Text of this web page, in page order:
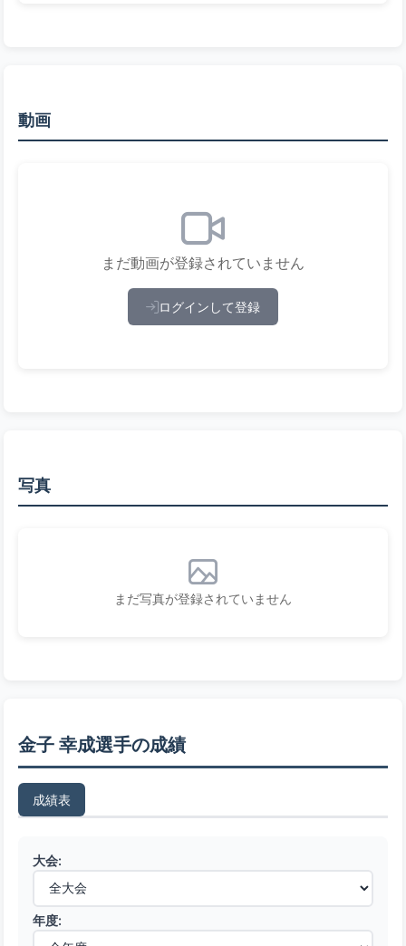
動画
まだ動画が登録されていません
ログインして登録
写真
まだ写真が登録されていません
金子 幸成選手の成績
成績表
大会:
年度: